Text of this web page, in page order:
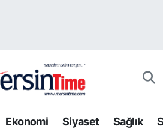
Ekonomi Siyaset Sağlık